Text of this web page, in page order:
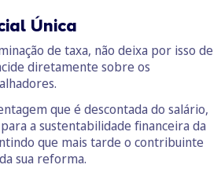
Única
de taxa, não deixa por isso de
diretamente sobre os
que é descontada do salário,
a sustentabilidade financeira da
que mais tarde o contribuinte
sua reforma.